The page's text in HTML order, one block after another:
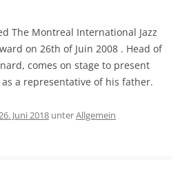
The Montreal International Jazz
on 26th of Juin 2008 . Head of
comes on stage to present
a representative of his father.
Juni 2018 unterAllgemein